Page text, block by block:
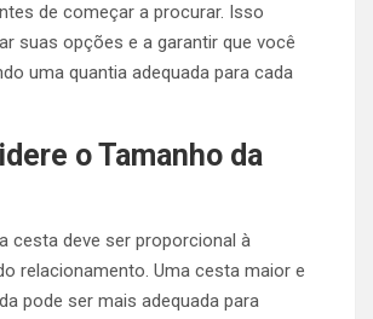
de começar a procurar. Isso
suas opções e a garantir que você
uma quantia adequada para cada
o Tamanho da
cesta deve ser proporcional à
relacionamento. Uma cesta maior e
pode ser mais adequada para